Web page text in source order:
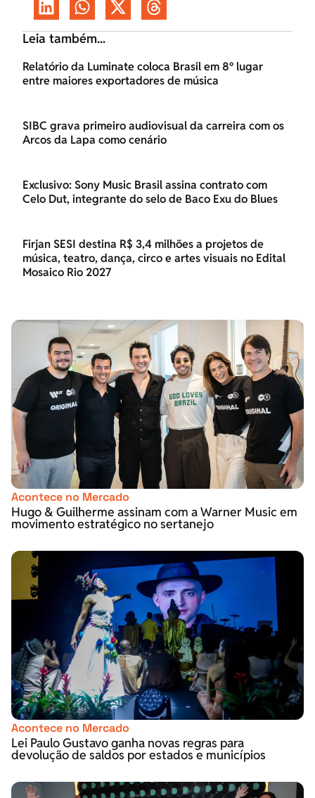
Leia também...
Relatório da Luminate coloca Brasil em 8º lugar
entre maiores exportadores de música
SIBC grava primeiro audiovisual da carreira com os
Arcos da Lapa como cenário
Exclusivo: Sony Music Brasil assina contrato com
Celo Dut, integrante do selo de Baco Exu do Blues
Firjan SESI destina R$ 3,4 milhões a projetos de
música, teatro, dança, circo e artes visuais no Edital
Mosaico Rio 2027
Acontece no Mercado
Hugo & Guilherme assinam com a Warner Music em
movimento estratégico no sertanejo
Acontece no Mercado
Lei Paulo Gustavo ganha novas regras para
devolução de saldos por estados e municípios